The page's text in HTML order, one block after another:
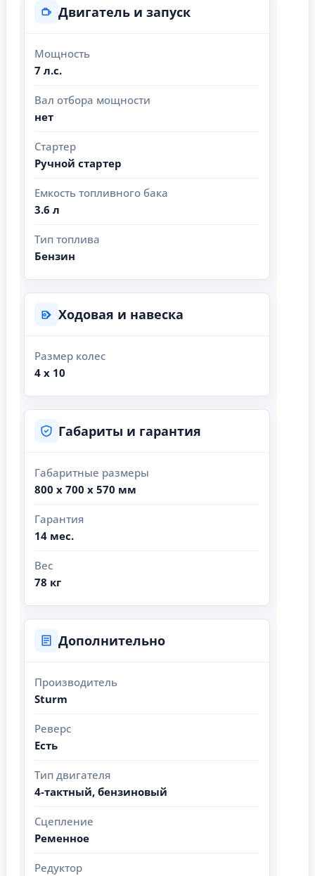
Двигатель и запуск
Мощность
7 л.с.
Вал отбора мощности
нет
Стартер
Ручной стартер
Емкость топливного бака
3.6 л
Тип топлива
Бензин
Ходовая и навеска
Размер колес
4 х 10
Габариты и гарантия
Габаритные размеры
800 x 700 x 570 мм
Гарантия
14 мес.
Вес
78 кг
Дополнительно
Производитель
Sturm
Реверс
Есть
Тип двигателя
4-тактный, бензиновый
Сцепление
Ременное
Редуктор